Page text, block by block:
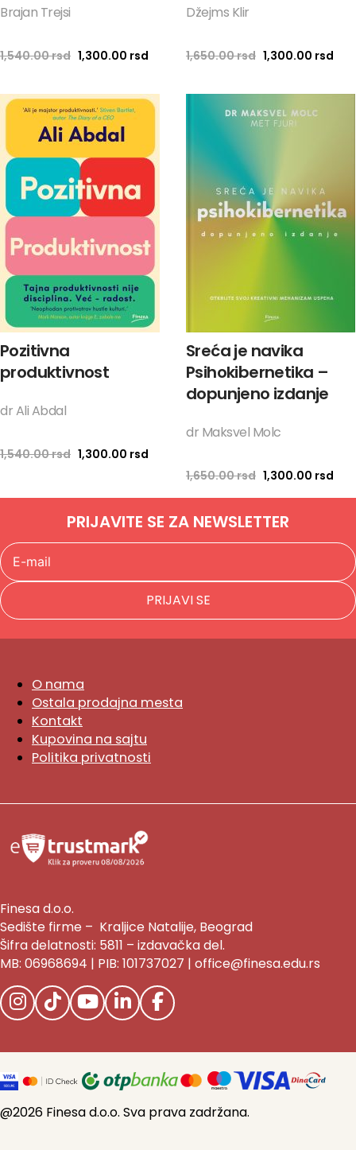
Brajan Trejsi
1,540.00rsd Originalna cena je bila: 1,540.00 rsd.
1,300.00 rsd Trenutna cena je: 1,300.00 rsd.
Džejms Klir
1,650.00rsd Originalna
1,300.00 rsd
Pozitivna
produktivnost
dr Ali Abdal
1,540.00rsd Originalna cena je bila: 1,540.00 rsd.
1,300.00 rsd
Sreća je navika
Psihokibernetika –
dopunjeno izdanje
dr Maksvel Molc
1,650.00rsd Originalna
1,300.00 rsd
PRIJAVITE SE ZA NEWSLETTER
PRIJAVI SE
O nama
Ostala prodajna mesta
Kontakt
Kupovina na sajtu
Politika privatnosti
Finesa d.o.o.
Sedište firme – Kraljice Natalije, Beograd
Šifra delatnosti: 5811 – izdavačka del.
MB: 06968694 | PIB: 101737027 | office@finesa.edu.rs
@2026 Finesa d.o.o. Sva prava zadržana.